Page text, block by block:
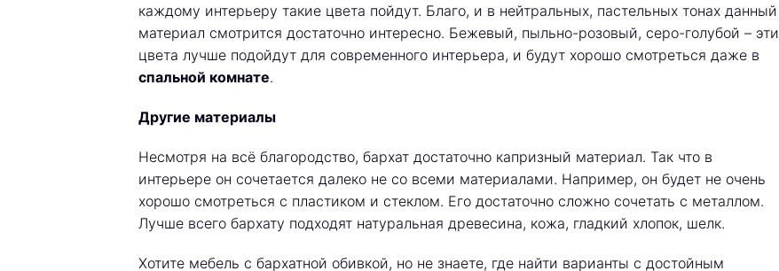
каждому интерьеру такие цвета пойдут. Благо, и в нейтральных, пастельных тонах данный
материал смотрится достаточно интересно. Бежевый, пыльно-розовый, серо-голубой – эти
цвета лучше подойдут для современного интерьера, и будут хорошо смотреться даже в
спальной комнате.
Другие материалы
Несмотря на всё благородство, бархат достаточно капризный материал. Так что в
интерьере он сочетается далеко не со всеми материалами. Например, он будет не очень
хорошо смотреться с пластиком и стеклом. Его достаточно сложно сочетать с металлом.
Лучше всего бархату подходят натуральная древесина, кожа, гладкий хлопок, шелк.
Хотите мебель с бархатной обивкой, но не знаете, где найти варианты с достойным